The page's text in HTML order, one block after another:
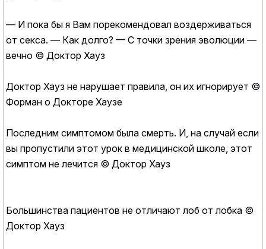
— И пока бы я Вам порекомендовал воздерживаться
от cекcа. — Как долго? — С точки зрения эволюции —
вечно © Доктор Хауз
Доктор Хауз не нарушает правила, он их игнорирует ©
Форман о Докторе Хаузе
Последним симптомом была смерть. И, на случай если
вы пропустили этот урок в медицинской школе, этот
симптом не лечится © Доктор Хауз
Большинства пациентов не отличают лоб от лобка ©
Доктор Хауз